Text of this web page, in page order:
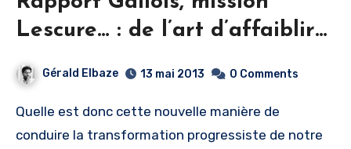
Lescure… : de l’art d’affaiblir
le rôle du politique, de la
négation du travail militant
Gérald Elbaze 13 mai 2013 0 Comments
Quelle est donc cette nouvelle manière de
conduire la transformation progressiste de notre